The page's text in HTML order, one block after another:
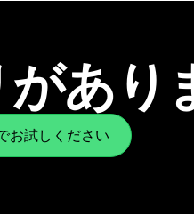
あり
お試しください